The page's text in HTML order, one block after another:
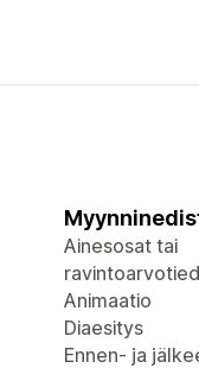
Ainesosat tai
Animaatio
Diaesitys
Ennen- ja